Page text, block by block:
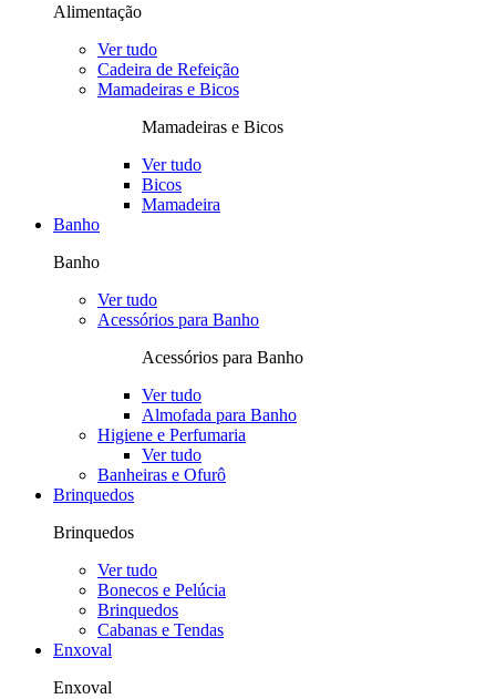
Alimentação
Ver tudo
Cadeira de Refeição
Mamadeiras e Bicos
Mamadeiras e Bicos
Ver tudo
Bicos
Mamadeira
Banho
Banho
Ver tudo
Acessórios para Banho
Acessórios para Banho
Ver tudo
Almofada para Banho
Higiene e Perfumaria
Ver tudo
Banheiras e Ofurô
Brinquedos
Brinquedos
Ver tudo
Bonecos e Pelúcia
Brinquedos
Cabanas e Tendas
Enxoval
Enxoval